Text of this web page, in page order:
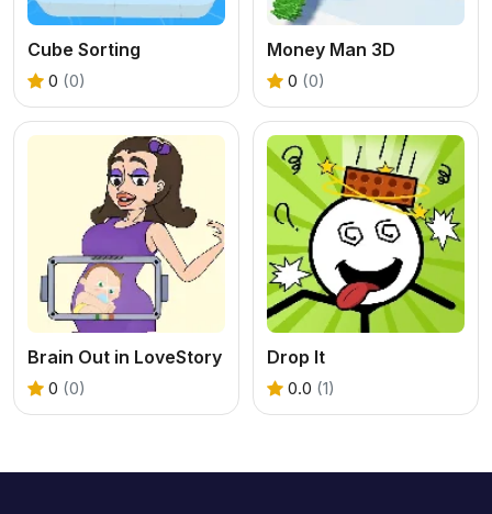
Cube Sorting
0 (0)
Money Man 3D
0 (0)
Brain Out in LoveStory
0 (0)
Drop It
0.0 (1)